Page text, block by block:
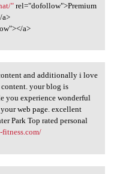
"rel="dofollow">Premium
a>
content
and additionally i love
your blog is
you experience wonderful
web page. excellent
Park Top rated personal